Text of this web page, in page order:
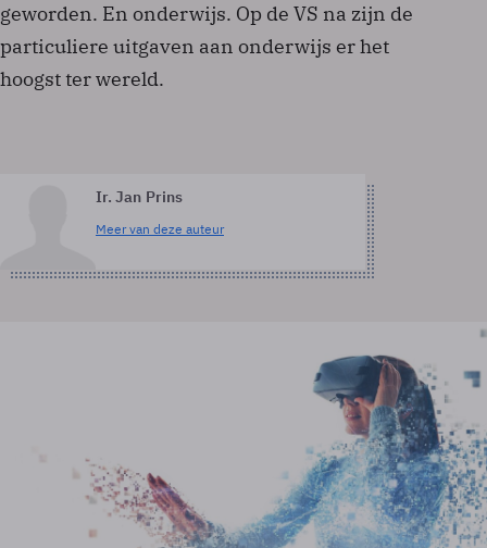
geworden. En onderwijs. Op de VS na zijn de
particuliere uitgaven aan onderwijs er het
hoogst ter wereld.
Ir. Jan Prins
Meer van deze auteur